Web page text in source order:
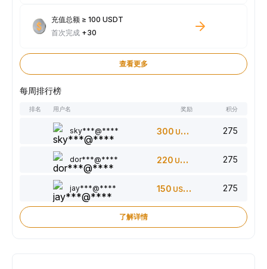
充值总额 ≥ 100 USDT
首次完成 +30
查看更多
每周排行榜
排名 用户名 奖励 积分
sky***@**** 300 USDT 275
dor***@**** 220 USDT 275
jay***@**** 150 USDT 275
了解详情